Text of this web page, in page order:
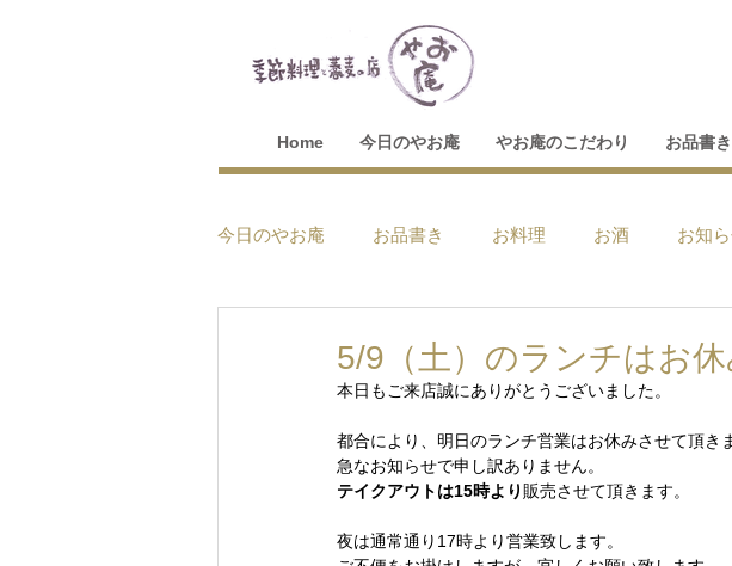
Home 今日のやお庵 やお庵のこだわり お品書き
今日のやお庵 お品書き お料理 お酒 お知
5/9（土）のランチはお
本日もご来店誠にありがとうございました。
都合により、明日のランチ営業はお休みさせて頂き
急なお知らせで申し訳ありません。
テイクアウトは15時より 販売させて頂きます。
夜は通常通り17時より営業致します。